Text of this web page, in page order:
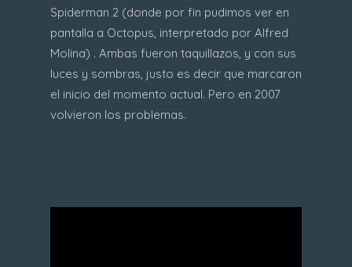
Spiderman 2 (donde por fin pudimos ver en
pantalla a Octopus, interpretado por Alfred
Molina) . Ambas fueron taquillazos, y con sus
luces y sombras, justo es decir que marcaron
el inicio del momento actual. Pero en 2007
volvieron los problemas.